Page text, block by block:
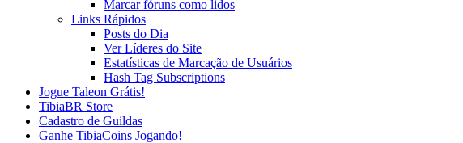
Marcar fóruns como lidos
Links Rápidos
Posts do Dia
Ver Líderes do Site
Estatísticas de Marcação de Usuários
Hash Tag Subscriptions
Jogue Taleon Grátis!
TibiaBR Store
Cadastro de Guildas
Ganhe TibiaCoins Jogando!